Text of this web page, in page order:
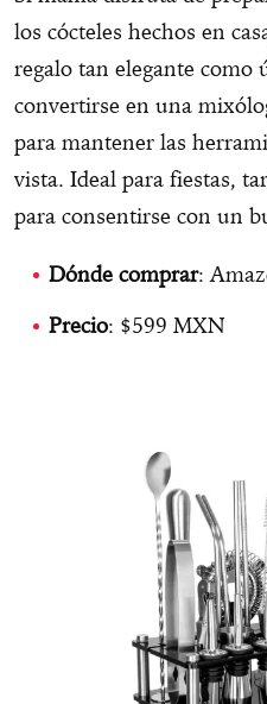
los cócteles hechos en
regalo tan elegante como
convertirse en una
para mantener las
vista. Ideal para fiestas,
para consentirse con un
Dónde comprar:
Precio: $599 MXN